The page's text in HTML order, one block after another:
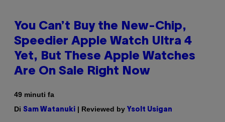
You Can’t Buy the New-Chip,
Speedier Apple Watch Ultra 4
Yet, But These Apple Watches
Are On Sale Right Now
49 minuti fa
Di Sam Watanuki | Reviewed by Ysolt Usigan